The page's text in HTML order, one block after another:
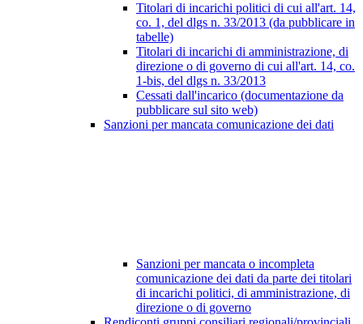
Titolari di incarichi politici di cui all'art. 14,
co. 1, del dlgs n. 33/2013 (da pubblicare in
tabelle)
Titolari di incarichi di amministrazione, di
direzione o di governo di cui all'art. 14, co.
1-bis, del dlgs n. 33/2013
Cessati dall'incarico (documentazione da
pubblicare sul sito web)
Sanzioni per mancata comunicazione dei dati
Sanzioni per mancata o incompleta
comunicazione dei dati da parte dei titolari
di incarichi politici, di amministrazione, di
direzione o di governo